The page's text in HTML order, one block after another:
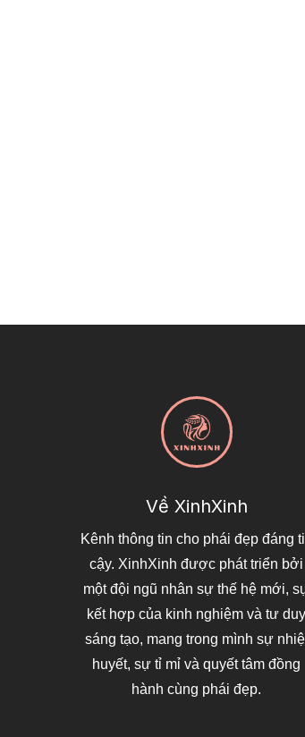
Về XinhXinh
Kênh thông tin cho phái đẹp đáng
cậy. XinhXinh được phát triển bởi
một đội ngũ nhân sự thế hệ mới,
kết hợp của kinh nghiệm và tư duy
sáng tạo, mang trong mình sự
huyết, sự tỉ mỉ và quyết tâm đồng
hành cùng phái đẹp.